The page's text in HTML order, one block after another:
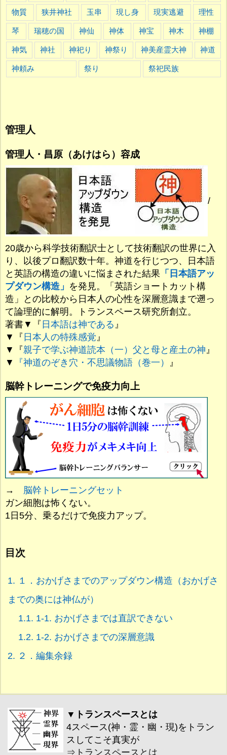
物質 狭井神社 玉串 現し身 現実逃避 理性
琴 瑞穂の国 神仙 神体 神宝 神木 神棚
神気 神社 神祀り 神祭り 神美産霊大神 神道
神頼み 祭り 祭祀民族
管理人
管理人・昌原（あけはら）容成
/
20歳から科学技術翻訳士として技術翻訳の世界に入
り、以後プロ翻訳数十年。神道を行じつつ、日本語
と英語の構造の違いに悩まされた結果 「日本語アッ
プダウン構造」 を発見。「英語ショートカット構
造」との比較から日本人の心性を深層意識まで遡っ
て論理的に解明。トランスペース研究所創立。
著書▼『 日本語は神である』
▼『 日本人の特殊感覚』
▼『親子で学ぶ神道読本（一）父と母と産土の神』
▼
『神道のぞき穴・不思議物語（巻一） 』
脳幹トレーニングで免疫力向上
→ 脳幹トレーニングセット
ガン細胞は怖くない。
1日5分、乗るだけで免疫力アップ。
目次
1. １．おかげさまでのアップダウン構造（おかげさ
までの奥には神仏が）
1.1. 1-1. おかげさまでは直訳できない
1.2. 1-2. おかげさまでの深層意識
2. ２．編集余録
▼トランスペースとは
4スペース(神・霊・幽・現)をトラン
スしてこそ真実が
⇒ トランスペースとは